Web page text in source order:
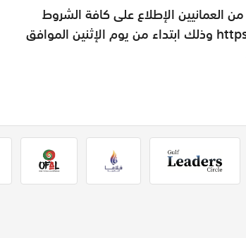
العمانيين الإطلاع على كافة الشروط
والتسجيل في البرنامج عبر رابط https://forms.ram.gov.om وذلك ابتداء من يوم الإثنين الموافق